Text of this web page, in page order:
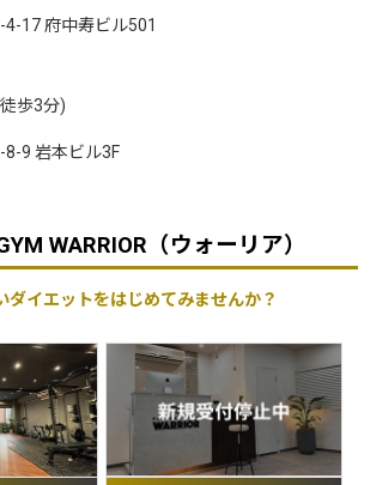
17 府中寿ビル501
歩3分)
9 岩本ビル3F
WARRIOR（ウォーリア）
ダイエットをはじめてみませんか？